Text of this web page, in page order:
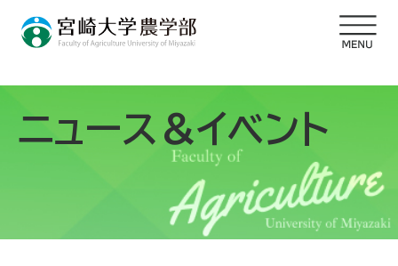
ニュース＆イベント